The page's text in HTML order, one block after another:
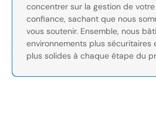
concentrer sur la gestion de
confiance, sachant que nous
vous soutenir. Ensemble, nous
environnements plus sécuritaires
plus solides à chaque étape du